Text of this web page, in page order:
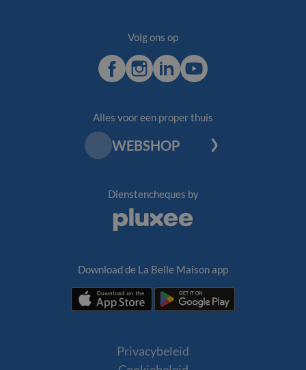
Volg ons op
FacebookInstagram
LinkedInYoutube
Alles voor een proper thuis
WEBSHOP
Dienstencheques by
Pluxee
Download de La Belle Maison app
Download
de
Maison
Download
de
Privacybeleid